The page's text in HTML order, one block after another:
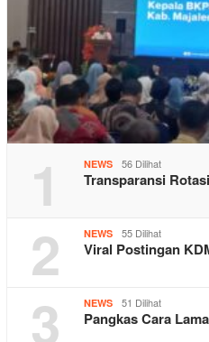
1 NEWS 56 Dilihat
Transparansi
2 NEWS 55 Dilihat
Viral Postingan
3 NEWS 51 Dilihat
Pangkas Cara